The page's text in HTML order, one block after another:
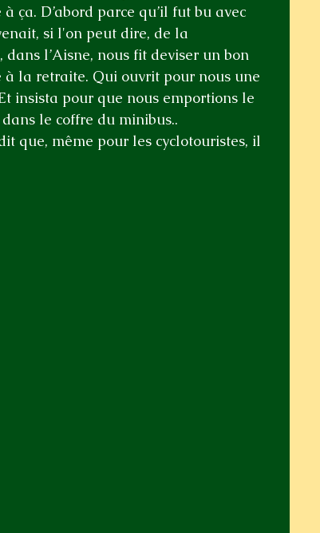
ça. D’abord parce qu’il fut bu avec
si l'on peut dire, de la
l’Aisne, nous fit deviser un bon
la retraite. Qui ouvrit pour nous une
insista pour que nous emportions le
le coffre du minibus..
que, même pour les cyclotouristes, il